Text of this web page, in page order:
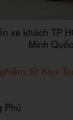
xe khách TP
Minh Quốc
từ Kon
Phú